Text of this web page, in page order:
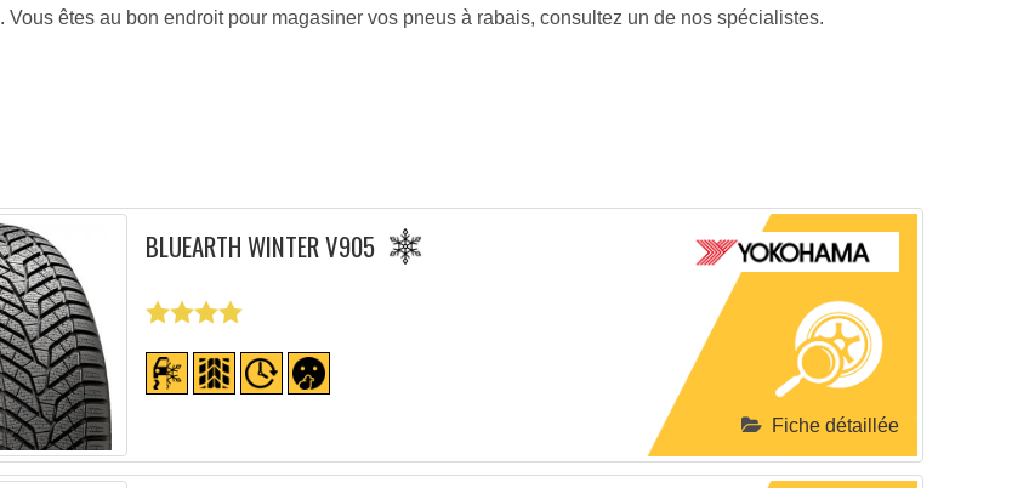
êtes au bon endroit pour magasiner vos pneus à rabais, consultez un de nos spécialistes.
BLUEARTH WINTER V905
Fiche détaillée